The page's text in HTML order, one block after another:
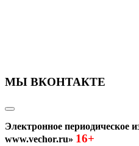
МЫ ВКОНТАКТЕ
Электронное периодическое
www.vechor.ru» 16+